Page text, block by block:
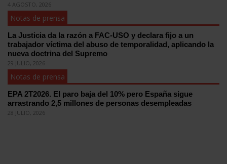
4 AGOSTO, 2026
Notas de prensa
La Justicia da la razón a FAC-USO y declara fijo a un
trabajador víctima del abuso de temporalidad, aplicando la
nueva doctrina del Supremo
29 JULIO, 2026
Notas de prensa
EPA 2T2026. El paro baja del 10% pero España sigue
arrastrando 2,5 millones de personas desempleadas
28 JULIO, 2026